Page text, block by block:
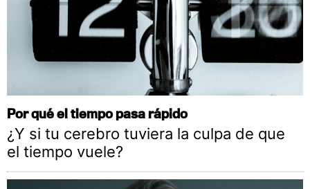
Por qué el tiempo pasa rápido
¿Y si tu cerebro tuviera la culpa de que
el tiempo vuele?